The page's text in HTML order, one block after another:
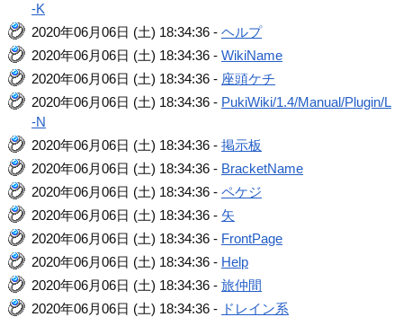
-K
2020年06月06日 (土) 18:34:36 -ヘルプ
2020年06月06日 (土) 18:34:36 -WikiName
2020年06月06日 (土) 18:34:36 - 座頭ケチ
2020年06月06日 (土) 18:34:36 - PukiWiki/1.4/Manual/Plugin/L
-N
2020年06月06日 (土) 18:34:36 -掲示板
2020年06月06日 (土) 18:34:36 - BracketName
2020年06月06日 (土) 18:34:36 -ペケジ
2020年06月06日 (土) 18:34:36 - 矢
2020年06月06日 (土) 18:34:36 - FrontPage
2020年06月06日 (土) 18:34:36 - Help
2020年06月06日 (土) 18:34:36 -旅仲間
2020年06月06日 (土) 18:34:36 - ドレイン系